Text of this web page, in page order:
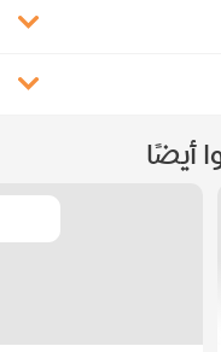
أيضًا